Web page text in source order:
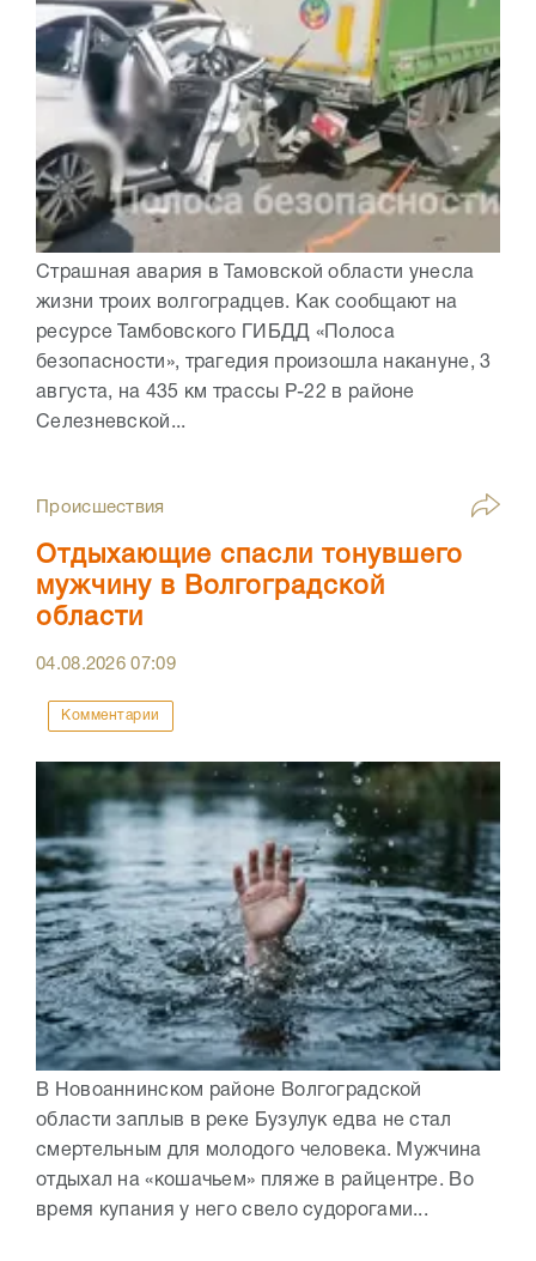
Страшная авария в Тамовской области унесла
жизни троих волгоградцев. Как сообщают на
ресурсе Тамбовского ГИБДД «Полоса
безопасности», трагедия произошла накануне, 3
августа, на 435 км трассы Р-22 в районе
Селезневской...
Происшествия
Отдыхающие спасли тонувшего
мужчину в Волгоградской
области
04.08.202607:09
Комментарии
В Новоаннинском районе Волгоградской
области заплыв в реке Бузулук едва не стал
смертельным для молодого человека. Мужчина
отдыхал на «кошачьем» пляже в райцентре. Во
время купания у него свело судорогами...